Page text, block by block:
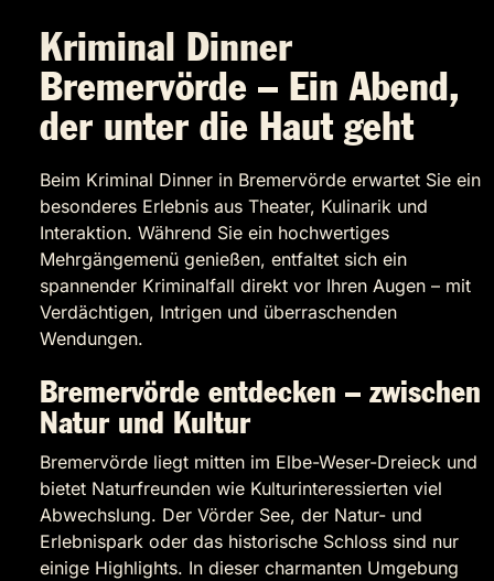
Kriminal Dinner
Bremervörde – Ein Abend,
der unter die Haut geht
Beim Kriminal Dinner in Bremervörde erwartet Sie ein
besonderes Erlebnis aus Theater, Kulinarik und
Interaktion. Während Sie ein hochwertiges
Mehrgängemenü genießen, entfaltet sich ein
spannender Kriminalfall direkt vor Ihren Augen – mit
Verdächtigen, Intrigen und überraschenden
Wendungen.
Bremervörde entdecken – zwischen
Natur und Kultur
Bremervörde liegt mitten im Elbe-Weser-Dreieck und
bietet Naturfreunden wie Kulturinteressierten viel
Abwechslung. Der Vörder See, der Natur- und
Erlebnispark oder das historische Schloss sind nur
einige Highlights. In dieser charmanten Umgebung